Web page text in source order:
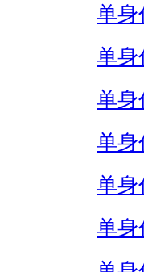
单身
单身
单身
单身
单身
单身